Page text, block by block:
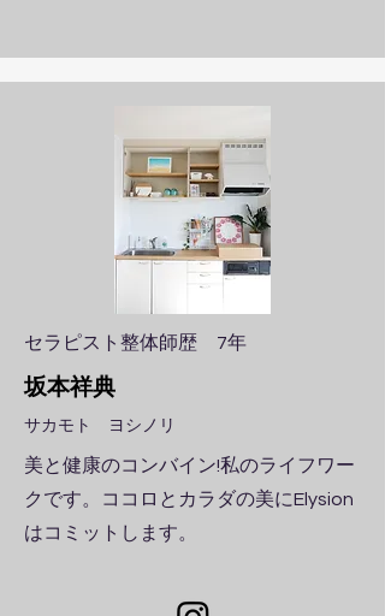
​セラピスト整体師歴 7年
​坂本祥典
​サカモト ヨシノリ
美と健康のコンバイン!私のライフワー
クです。ココロとカラダの美にElysion
はコミットします。